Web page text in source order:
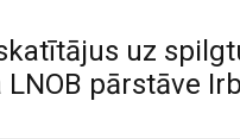
uz
pārstāve